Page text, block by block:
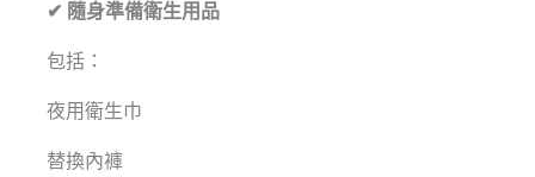
✔ 隨身準備衛生用品
包括：
夜用衛生巾
替換內褲